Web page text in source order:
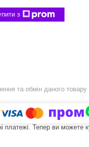
з
та обмін даного товару
платежі. Тепер ви можете